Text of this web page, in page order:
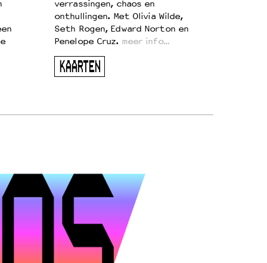
verrassingen, chaos en
onthullingen. Met Olivia Wilde,
Seth Rogen, Edward Norton en
Penelope Cruz. meer info…
KAARTEN